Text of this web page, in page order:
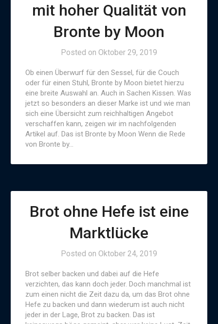
mit hoher Qualität von
Bronte by Moon
Posted on Oktober 29, 2019
Ob einen Überwurf für den Sessel, für die Couch
oder für einen Stuhl, Bronte by Moon bietet hierzu
eine breite Auswahl an. Auch in Sachen Kissen. Was
jetzt so besonders an dieser Marke ist und wie man
sich eine Übersicht zum reichhaltigen Angebot
verschaffen kann, zeigen wir im nachfolgenden
Artikel auf. Das ist Bronte by Moon Wenn die Rede
von Bronte by…
Brot ohne Hefe ist eine
Marktlücke
Posted on Oktober 24, 2019
Brot selber backen und dabei auf die Hefe
verzichten, das kann doch jeder. Doch manchmal ist
zum einen nicht die Zeit dazu da, um das Brot ohne
Hefe zu backen und dann wiederum ist auch nicht
jeder in der Lage, Brot zu backen. Das ist